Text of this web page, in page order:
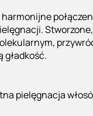
gładkość.
pielęgnacja